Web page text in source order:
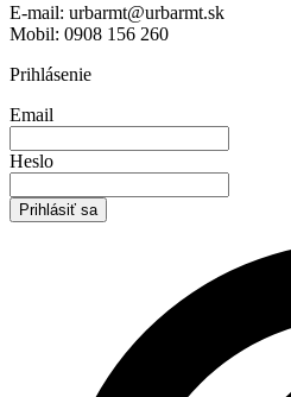
E-mail: urbarmt@urbarmt.sk
Mobil: 0908 156 260
Prihlásenie
Email
Heslo
Prihlásiť sa